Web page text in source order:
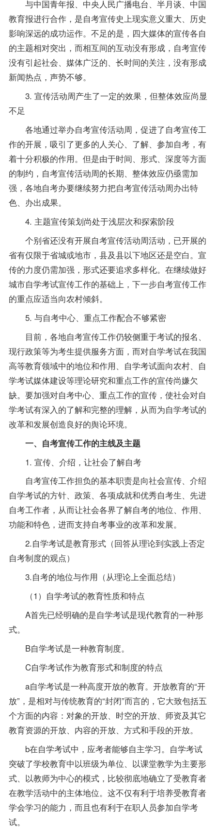
与中国青年报、中央人民广播电台、半月谈、中国
教育报进行合作，是自考宣传史上现实意义重大、历史
影响深远的成功运作。不足的是，四大媒体的宣传各自
的主题相对突出，而相互间的互动没有形成，自考宣传
没有引起社会、媒体广泛的、长时间的关注，没有形成
新闻热点，声势不够。
3. 宣传活动周产生了一定的效果，但整体效应尚显
不足
各地通过举办自考宣传活动周，促进了自考宣传工
作的开展，吸引了更多的人关心、了解、参加自考，有
着十分积极的作用。但是由于时间、形式、深度等方面
的制约，自考宣传活动周的长期、整体效应仍亟需加
强，各地自考办要继续努力把自考宣传活动周办出特
色、办出成果。
4. 主题宣传策划尚处于浅层次和探索阶段
个别省还没有开展自考宣传活动周活动，已开展的
省有仅限于省城或地市，县及县以下地区还是空白。宣
传的力度仍需加强，形式还要追求多样化。在继续做好
城市自学考试宣传工作的基础上，下一步自考宣传工作
的重点应适当向农村倾斜。
5. 与自考中心、重点工作配合不够紧密
目前，各地自考宣传工作仍较侧重于考试的报名、
现行政策等为考生提供服务方面，而对自学考试在我国
高等教育领域中的地位和作用、自学考试面向农村、自
学考试媒体建设等理论研究和重点工作的宣传尚嫌欠
缺。要加强对自考中心、重点工作的宣传，使社会对自
学考试有深入的了解和完整的理解，从而为自学考试的
改革和发展创造良好的舆论环境。
一、自考宣传工作的主线及主题
1. 宣传、介绍，让社会了解自考
自考宣传工作担负的基本职责是向社会宣传、介绍
自学考试的方针、政策、各项成就和优秀自考生、先进
自考工作者，从而让社会各界了解自考的地位、作用、
功能和特色，进而支持自考事业的改革和发展。
2.自学考试是教育形式（回答从理论到实践上否定
自考制度的观点）
3.自考的地位与作用（从理论上全面总结）
（1）自学考试的教育性质和特点
A首先已经明确的是自学考试是现代教育的一种形
式。
B自学考试是一种教育制度。
C自学考试作为教育形式和制度的特点
a自学考试是一种高度开放的教育。开放教育的“开
放”，是相对与传统教育的“封闭”而言的，它大致包括五
个方面的内容：对象的开放、时空的开放、师资及其它
教育资源的开放、内容的开放、方式和手段的开放。
b在自学考试中，应考者能够自主学习。自学考试
突破了学校教育中以班级为单位、以课堂教学为主要形
式、以教师为中心的模式，比较彻底地确立了受教育者
在教学活动中的主体地位。这不仅有利于培养受教育者
学会学习的能力，而且也有利于在职人员参加自学考
试。